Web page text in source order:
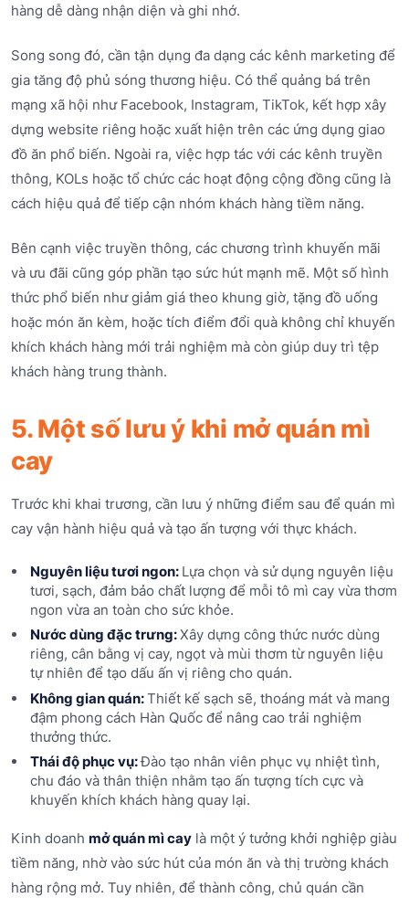
hàng dễ dàng nhận diện và ghi nhớ.
Song song đó, cần tận dụng đa dạng các kênh marketing để
gia tăng độ phủ sóng thương hiệu. Có thể quảng bá trên
mạng xã hội như Facebook, Instagram, TikTok, kết hợp xây
dựng website riêng hoặc xuất hiện trên các ứng dụng giao
đồ ăn phổ biến. Ngoài ra, việc hợp tác với các kênh truyền
thông, KOLs hoặc tổ chức các hoạt động cộng đồng cũng là
cách hiệu quả để tiếp cận nhóm khách hàng tiềm năng.
Bên cạnh việc truyền thông, các chương trình khuyến mãi
và ưu đãi cũng góp phần tạo sức hút mạnh mẽ. Một số hình
thức phổ biến như giảm giá theo khung giờ, tặng đồ uống
hoặc món ăn kèm, hoặc tích điểm đổi quà không chỉ khuyến
khích khách hàng mới trải nghiệm mà còn giúp duy trì tệp
khách hàng trung thành.
5. Một số lưu ý khi mở quán mì
cay
Trước khi khai trương, cần lưu ý những điểm sau để quán mì
cay vận hành hiệu quả và tạo ấn tượng với thực khách.
Nguyên liệu tươi ngon: Lựa chọn và sử dụng nguyên liệu
tươi, sạch, đảm bảo chất lượng để mỗi tô mì cay vừa thơm
ngon vừa an toàn cho sức khỏe.
Nước dùng đặc trưng:Xây dựng công thức nước dùng
riêng, cân bằng vị cay, ngọt và mùi thơm từ nguyên liệu
tự nhiên để tạo dấu ấn vị riêng cho quán.
Không gian quán:Thiết kế sạch sẽ, thoáng mát và mang
đậm phong cách Hàn Quốc để nâng cao trải nghiệm
thưởng thức.
Thái độ phục vụ:Đào tạo nhân viên phục vụ nhiệt tình,
chu đáo và thân thiện nhằm tạo ấn tượng tích cực và
khuyến khích khách hàng quay lại.
Kinh doanh mở quán mì cay là một ý tưởng khởi nghiệp giàu
tiềm năng, nhờ vào sức hút của món ăn và thị trường khách
hàng rộng mở. Tuy nhiên, để thành công, chủ quán cần